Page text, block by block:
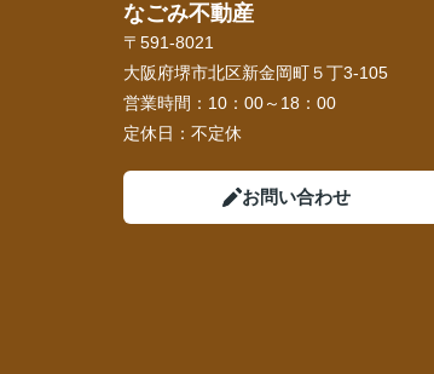
なごみ不動産
〒591-8021
大阪府堺市北区新金岡町５丁3-105
営業時間： 10：00～18：00
定休日： 不定休
お問い合わせ